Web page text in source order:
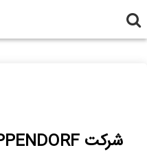
شرکت EPPENDORF